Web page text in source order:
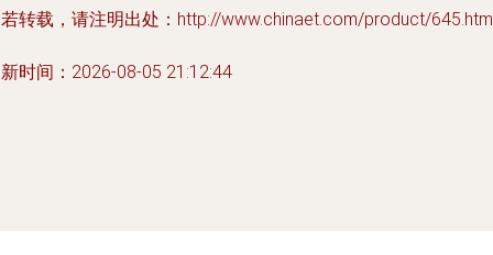
转载，请注明出处：http://www.chinaet.com/product/
时间：2026-08-05 21:12:44